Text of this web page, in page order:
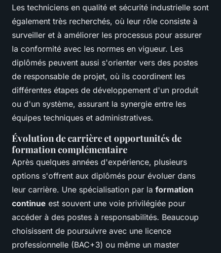
Les techniciens en qualité et sécurité industrielle sont
également très recherchés, où leur rôle consiste à
surveiller et à améliorer les processus pour assurer
la conformité avec les normes en vigueur. Les
diplômés peuvent aussi s'orienter vers des postes
de responsable de projet, où ils coordinent les
différentes étapes de développement d'un produit
ou d'un système, assurant la synergie entre les
équipes techniques et administratives.
Évolution de carrière et opportunités de
formation complémentaire
Après quelques années d'expérience, plusieurs
options s'offrent aux diplômés pour évoluer dans
leur carrière. Une spécialisation par la formation
continue est souvent une voie privilégiée pour
accéder à des postes à responsabilités. Beaucoup
choisissent de poursuivre avec une licence
professionnelle (BAC+3) ou même un master